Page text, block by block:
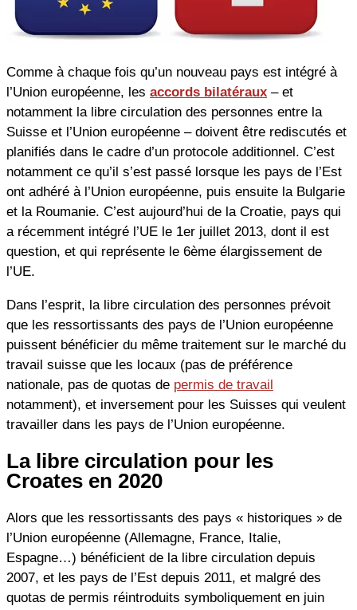
Comme à chaque fois qu’un nouveau pays est intégré à
l’Union européenne, les accords bilatéraux – et
notamment la libre circulation des personnes entre la
Suisse et l’Union européenne – doivent être rediscutés et
planifiés dans le cadre d’un protocole additionnel. C’est
notamment ce qu’il s’est passé lorsque les pays de l’Est
ont adhéré à l’Union européenne, puis ensuite la Bulgarie
et la Roumanie. C’est aujourd’hui de la Croatie, pays qui
a récemment intégré l’UE le 1er juillet 2013, dont il est
question, et qui représente le 6ème élargissement de
l’UE.
Dans l’esprit, la libre circulation des personnes prévoit
que les ressortissants des pays de l’Union européenne
puissent bénéficier du même traitement sur le marché du
travail suisse que les locaux (pas de préférence
nationale, pas de quotas de permis de travail
notamment), et inversement pour les Suisses qui veulent
travailler dans les pays de l’Union européenne.
La libre circulation pour les
Croates en 2020
Alors que les ressortissants des pays « historiques » de
l’Union européenne (Allemagne, France, Italie,
Espagne…) bénéficient de la libre circulation depuis
2007, et les pays de l’Est depuis 2011, et malgré des
quotas de permis réintroduits symboliquement en juin